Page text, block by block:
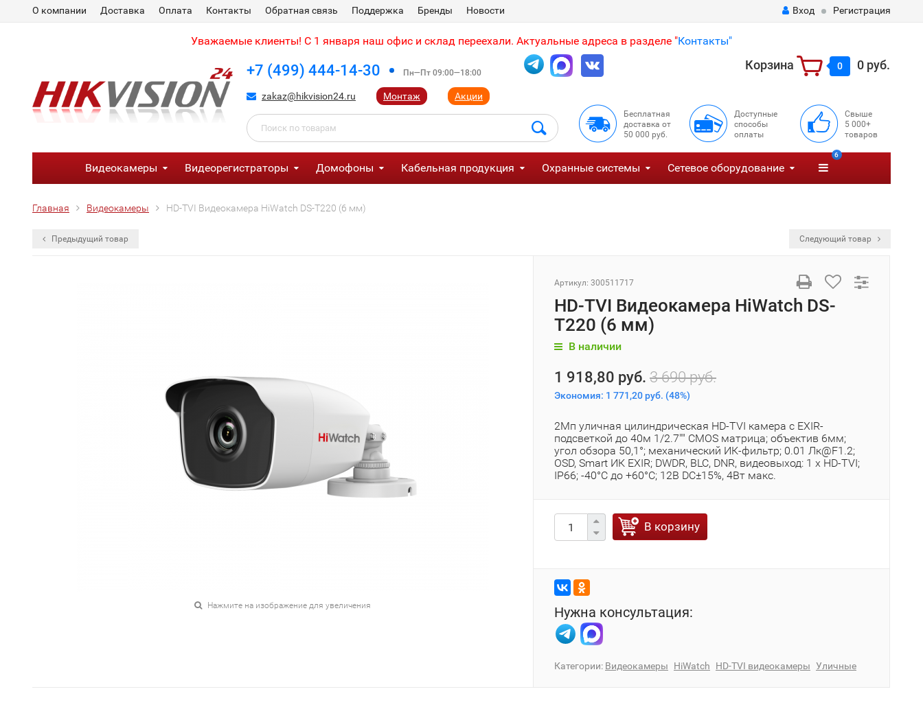
О компании Доставка Оплата Контакты Обратная связь Поддержка Бренды Новости Вход Регистрация
Уважаемые клиенты! С 1 января наш офис и склад переехали. Актуальные адреса в разделе "Контакты"
+7 (499) 444-14-30 Пн—Пт 09:00—18:00
zakaz@hikvision24.ru Монтаж Акции
Корзина 0 0 руб.
Бесплатная
доставка от
50 000 руб.
Доступные
способы
оплаты
Свыше
5 000+
товаров
Видеокамеры Видеорегистраторы Домофоны Кабельная продукция Охранные системы Сетевое оборудование
6
Главная Видеокамеры HD-TVI Видеокамера HiWatch DS-T220 (6 мм)
Предыдущий товар Следующий товар
Нажмите на изображение для увеличения
Артикул: 300511717
HD-TVI Видеокамера HiWatch DS-
T220 (6 мм)
В наличии
1 918,80 руб. 3 690 руб.
Экономия: 1 771,20 руб. (48%)
2Мп уличная цилиндрическая HD-TVI камера с EXIR-
подсветкой до 40м 1/2.7"" CMOS матрица; объектив 6мм;
угол обзора 50,1°; механический ИК-фильтр; 0.01 Лк@F1.2;
OSD, Smart ИК EXIR; DWDR, BLC, DNR, видеовыход: 1 х HD-TVI;
IP66; -40°С до +60°С; 12В DC±15%, 4Вт макс.
В корзину
Нужна консультация:
Категории: Видеокамеры HiWatch HD-TVI видеокамеры Уличные